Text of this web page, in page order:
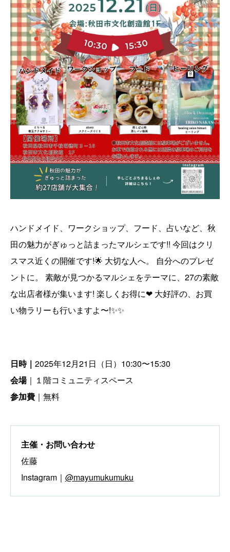
ハンドメイド、ワークショップ、フード、占いなど、秋
田の魅力がぎゅっと詰まったマルシェです!! 今回はクリ
スマス近くの開催です!🌟 大切な人へ。 自分へのプレゼ
ントに。 素敵が見つかるマルシェをテーマに、27の素敵
な出店者様が集います! 楽しくお得に❤ 大好評の、お買
い物ラリーも行いますよ〜!✨✨
日時｜ 2025年12月21日（日）10:30〜15:30
会場｜１階コミュニティスペース
参加費 ｜無料
主催・お問い合わせ
佐藤
Instagram｜ @mayumukumuku